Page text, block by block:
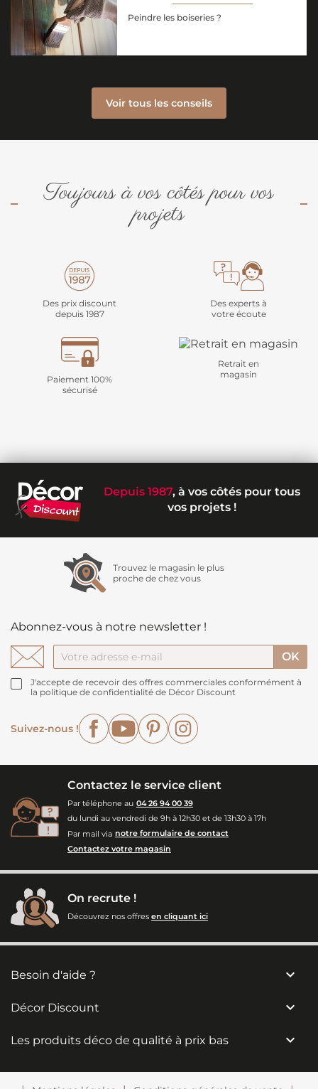
Peindre les boiseries ?
Voir tous les conseils
Toujours à vos côtés pour vos
projets
Des prix discount
depuis 1987
Des experts à
votre écoute
Paiement 100%
sécurisé
Retrait en
magasin
Depuis 1987, à vos côtés pour tous
vos projets !
Trouvez le magasin le plus
proche de chez vous
Abonnez-vous à notre newsletter !
J'accepte de recevoir des offres commerciales conformément à
la politique de confidentialité de Décor Discount
Suivez-nous !
FacebookYouTubePinterest
Contactez le service client
Par téléphone au 04 26 94 00 39
du lundi au vendredi de 9h à 12h30 et de 13h30 à 17h
Par mail via notre formulaire de contact
Contactez votre magasin
On recrute !
Découvrez nos offres en cliquant ici
Besoin d'aide ? 
Décor Discount 
Les produits déco de qualité à prix bas 